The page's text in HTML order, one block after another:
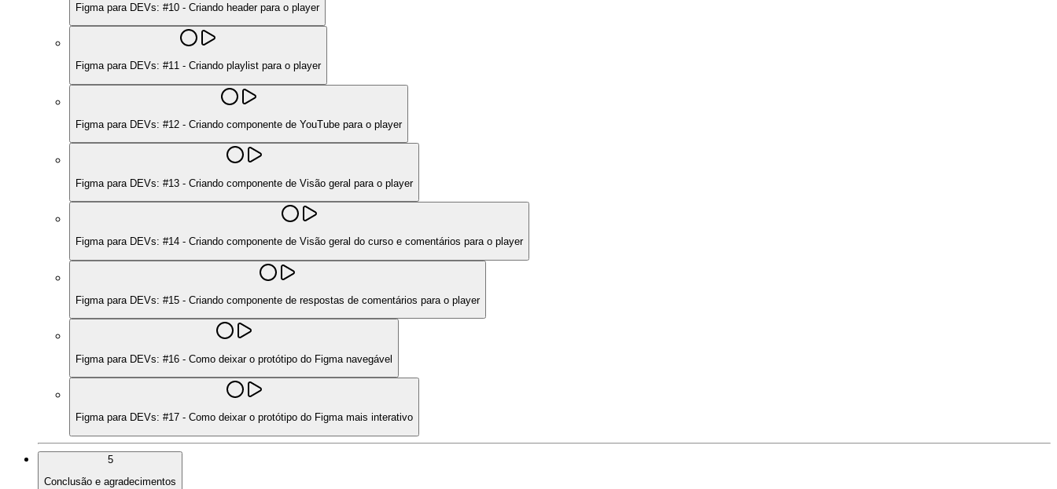
Figma para DEVs: #10 - Criando header para o player
Figma para DEVs: #11 - Criando playlist para o player
Figma para DEVs: #12 - Criando componente de YouTube para o player
Figma para DEVs: #13 - Criando componente de Visão geral para o player
Figma para DEVs: #14 - Criando componente de Visão geral do curso e comentários para o player
Figma para DEVs: #15 - Criando componente de respostas de comentários para o player
Figma para DEVs: #16 - Como deixar o protótipo do Figma navegável
Figma para DEVs: #17 - Como deixar o protótipo do Figma mais interativo
5
Conclusão e agradecimentos